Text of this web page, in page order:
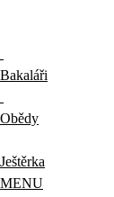
Bakaláři
Obědy
Ještěrka
MENU